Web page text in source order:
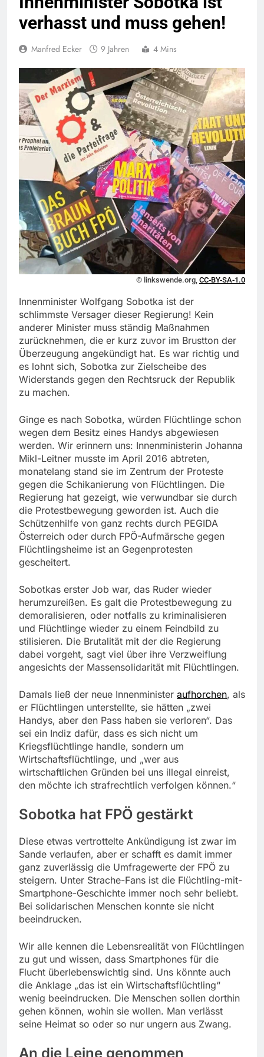
verhasst und muss gehen!
Manfred Ecker 9 Jahren 4 Mins
© linkswende.org, CC-BY-SA-1.0
Innenminister Wolfgang Sobotka ist der
schlimmste Versager dieser Regierung! Kein
anderer Minister muss ständig Maßnahmen
zurücknehmen, die er kurz zuvor im Brustton der
Überzeugung angekündigt hat. Es war richtig und
es lohnt sich, Sobotka zur Zielscheibe des
Widerstands gegen den Rechtsruck der Republik
zu machen.
Ginge es nach Sobotka, würden Flüchtlinge schon
wegen dem Besitz eines Handys abgewiesen
werden. Wir erinnern uns: Innenministerin Johanna
Mikl-Leitner musste im April 2016 abtreten,
monatelang stand sie im Zentrum der Proteste
gegen die Schikanierung von Flüchtlingen. Die
Regierung hat gezeigt, wie verwundbar sie durch
die Protestbewegung geworden ist. Auch die
Schützenhilfe von ganz rechts durch PEGIDA
Österreich oder durch FPÖ-Aufmärsche gegen
Flüchtlingsheime ist an Gegenprotesten
gescheitert.
Sobotkas erster Job war, das Ruder wieder
herumzureißen. Es galt die Protestbewegung zu
demoralisieren, oder notfalls zu kriminalisieren
und Flüchtlinge wieder zu einem Feindbild zu
stilisieren. Die Brutalität mit der die Regierung
dabei vorgeht, sagt viel über ihre Verzweiflung
angesichts der Massensolidarität mit Flüchtlingen.
Damals ließ der neue Innenminister aufhorchen, als
er Flüchtlingen unterstellte, sie hätten „zwei
Handys, aber den Pass haben sie verloren“. Das
sei ein Indiz dafür, dass es sich nicht um
Kriegsflüchtlinge handle, sondern um
Wirtschaftsflüchtlinge, und „wer aus
wirtschaftlichen Gründen bei uns illegal einreist,
den möchte ich strafrechtlich verfolgen können.“
Sobotka hat FPÖ gestärkt
Diese etwas vertrottelte Ankündigung ist zwar im
Sande verlaufen, aber er schafft es damit immer
ganz zuverlässig die Umfragewerte der FPÖ zu
steigern. Unter Strache-Fans ist die Flüchtling-mit-
Smartphone-Geschichte immer noch sehr beliebt.
Bei solidarischen Menschen konnte sie nicht
beeindrucken.
Wir alle kennen die Lebensrealität von Flüchtlingen
zu gut und wissen, dass Smartphones für die
Flucht überlebenswichtig sind. Uns könnte auch
die Anklage „das ist ein Wirtschaftsflüchtling“
wenig beeindrucken. Die Menschen sollen dorthin
gehen können, wohin sie wollen. Man verlässt
seine Heimat so oder so nur ungern aus Zwang.
An die Leine genommen